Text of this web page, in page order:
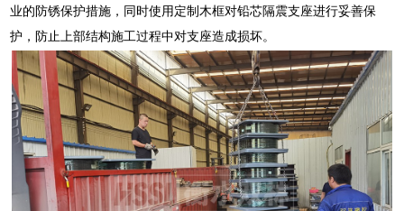
业的防锈保护措施，同时使用定制木框对铅芯隔震支座进行妥善保
护，防止上部结构施工过程中对支座造成损坏。